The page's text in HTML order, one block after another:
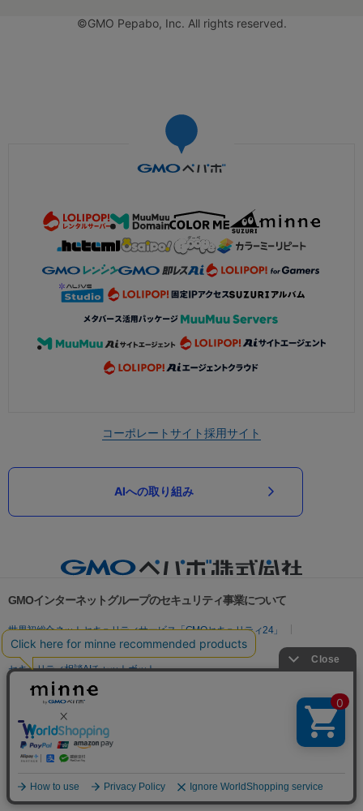
©GMO Pepabo, Inc. All rights reserved.
コーポレートサイト採用サイト
AIへの取り組み
GMOインターネットグループのセキュリティ事業について
世界初総合ネットセキュリティサービス「GMOセキュリティ24」
パスワード漏洩診断
Webサイトリスク診断
セキュリティ相談AIチャットボット
実在証明・盗聴対策
サイバー攻撃対策（GMO Flatt Security）
セキュリティ事業の軌跡